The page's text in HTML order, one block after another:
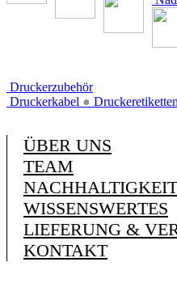
Druckerzubehör
Druckerkabel ● Druckeretiketten
ÜBER UNS
TEAM
NACHHALTIGKEIT
WISSENSWERTES
LIEFERUNG &
KONTAKT